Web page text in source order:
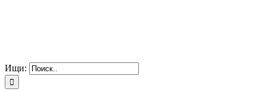
Ищи: